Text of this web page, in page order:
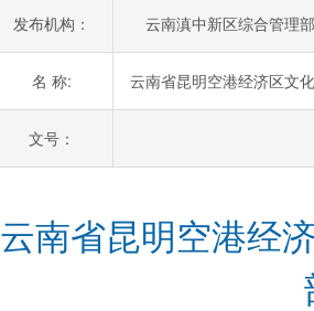
发布机构： 云南滇中新区综合管理部
名 称: 云南省昆明空港经济区文
文号：
云南省昆明空港经